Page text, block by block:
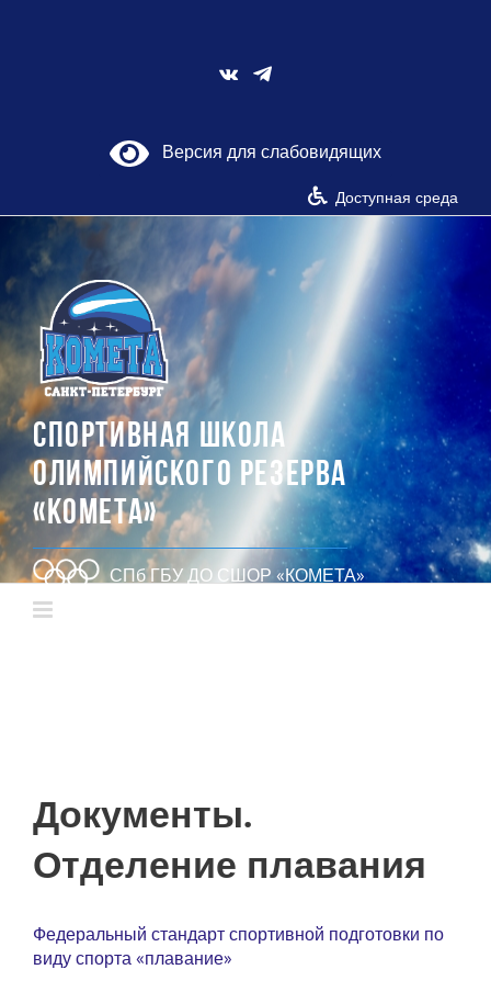
Vk
Версия для слабовидящих
Доступная среда
СПОРТИВНАЯ ШКОЛА
ОЛИМПИЙСКОГО РЕЗЕРВА
«КОМЕТА»
СПб ГБУ ДО СШОР «КОМЕТА»
Документы.
Отделение плавания
Федеральный стандарт спортивной подготовки по
виду спорта «плавание»